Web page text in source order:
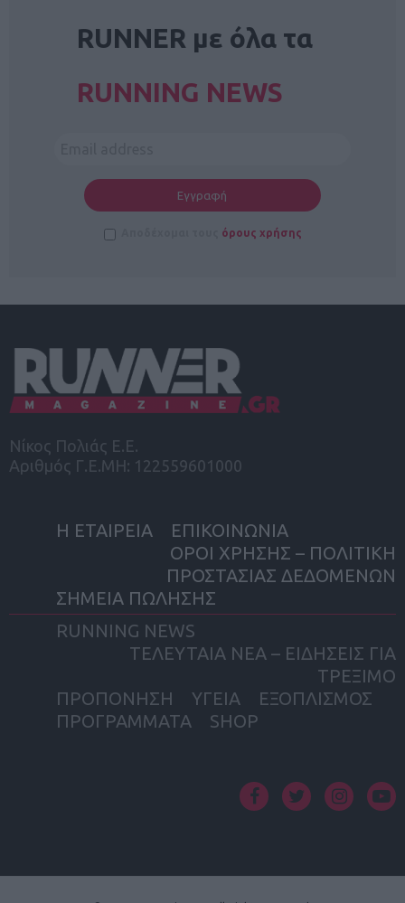
RUNNER με όλα τα
RUNNING NEWS
όρους χρήσης
Νίκος Πολιάς Ε.Ε.
Αριθμός Γ.Ε.ΜΗ: 122559601000
Η ΕΤΑΙΡΕΙΑ
ΕΠΙΚΟΙΝΩΝΙΑ
ΟΡΟΙ ΧΡΗΣΗΣ – ΠΟΛΙΤΙΚΗ
ΠΡΟΣΤΑΣΙΑΣ ΔΕΔΟΜΕΝΩΝ
ΣΗΜΕΙΑ ΠΩΛΗΣΗΣ
RUNNING NEWS
ΤΕΛΕΥΤΑΙΑ ΝΕΑ – ΕΙΔΗΣΕΙΣ ΓΙΑ
ΤΡΕΞΙΜΟ
ΠΡΟΠΟΝΗΣΗ
ΥΓΕΙΑ
ΕΞΟΠΛΙΣΜΟΣ
ΠΡΟΓΡΑΜΜΑΤΑ
SHOP